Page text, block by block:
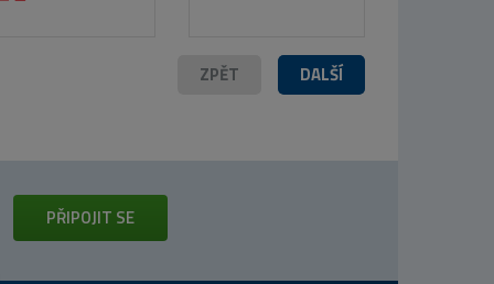
DALŠÍ
ZPĚT
PŘIPOJIT SE